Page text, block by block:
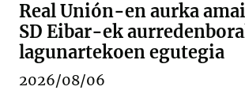
Real Unión-en aurka
SD Eibar-ek
lagunartekoen egutegia
2026/08/06